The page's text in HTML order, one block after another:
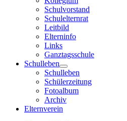
Schulvorstand
Schulelternrat
Leitbild
Elterninfo
Links
Ganztagsschule
Schulleben
Schulleben
Schülerzeitung
Fotoalbum
Archiv
Elternverein